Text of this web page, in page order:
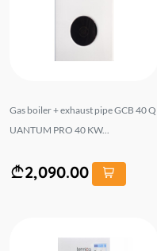
Gas boiler + exhaust pipe GCB 40 Q
UANTUM PRO 40 KW...
2,090.00